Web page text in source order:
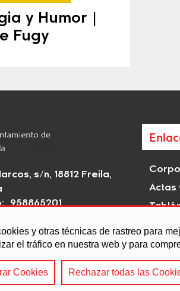
y otras técnicas de rastreo para
el tráfico en nuestra web y para
Cookies Rechazar todas las
y Humor |
Fugy
s/n, 18812 Freila,
958865201
Actas